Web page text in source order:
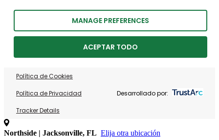
MANAGE PREFERENCES
ACEPTAR TODO
Política de Cookies
Política de Privacidad
Tracker Details
Desarrollado por:
Northside | Jacksonville, FL Elija otra ubicación